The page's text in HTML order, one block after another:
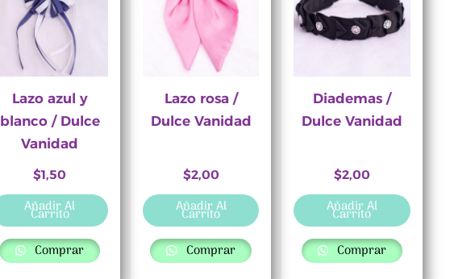
Lazo azul y
blanco / Dulce
Vanidad
$1,50
Añadir Al
Carrito
Comprar
Lazo rosa /
Dulce Vanidad
$2,00
Añadir Al
Carrito
Comprar
Diademas /
Dulce Vanidad
$2,00
Añadir Al
Carrito
Comprar